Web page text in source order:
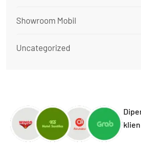
Showroom Mobil
Uncategorized
klien